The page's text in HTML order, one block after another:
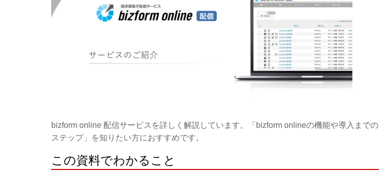
bizform online 配信サービスを詳しく解説しています。「bizform onlineの機能や導入までの
ステップ」を知りたい方におすすめです。
この資料でわかること